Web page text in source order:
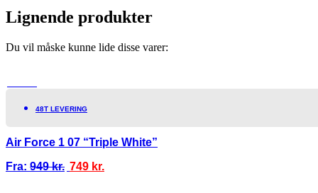
Lignende produkter
Du vil måske kunne lide disse varer:
48T LEVERING
Air Force 1 07 “Triple White”
Fra: 949kr. 749 kr.